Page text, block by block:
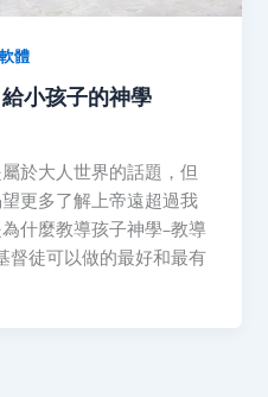
體
小孩子的神學
於大人世界的話題，但
更多了解上帝遠超過我
什麼教導孩子神學–教導
督徒可以做的最好和最有